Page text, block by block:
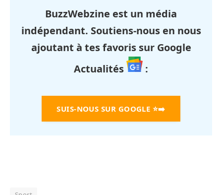
BuzzWebzine est un média
indépendant. Soutiens-nous en nous
ajoutant à tes favoris sur Google
Actualités
:
SUIS-NOUS SUR GOOGLE ⭐➡️